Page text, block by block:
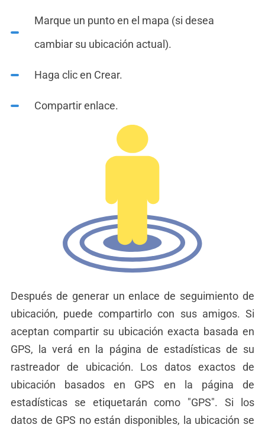
Marque un punto en el mapa (si desea
cambiar su ubicación actual).
Haga clic en Crear.
Compartir enlace.
Después de generar un enlace de seguimiento de
ubicación, puede compartirlo con sus amigos. Si
aceptan compartir su ubicación exacta basada en
GPS, la verá en la página de estadísticas de su
rastreador de ubicación. Los datos exactos de
ubicación basados en GPS en la página de
estadísticas se etiquetarán como "GPS". Si los
datos de GPS no están disponibles, la ubicación se